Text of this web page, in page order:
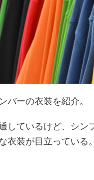
バーの衣装を紹介。
しているけど、シン
衣装が目立っている。